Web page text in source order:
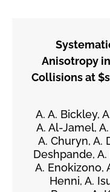
Anisotropy
Collisions at
A. A. Bickley,
A. Al-Jamel,
A. Churyn, A.
Deshpande,
A. Enokizono,
Henni, A.